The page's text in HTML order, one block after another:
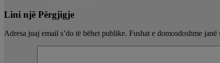
Lini një Përgjigje
Adresa juaj email s’do të bëhet publike. Fushat e domosdoshme janë